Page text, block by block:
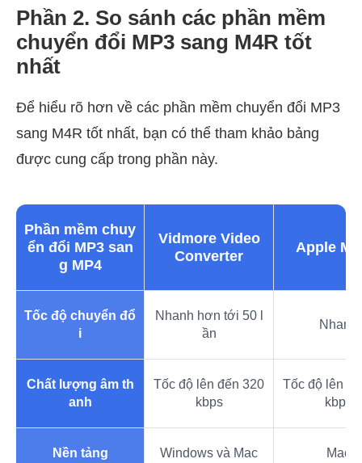
Phần 2. So sánh các phần mềm
chuyển đổi MP3 sang M4R tốt
nhất
Để hiểu rõ hơn về các phần mềm chuyển đổi MP3
sang M4R tốt nhất, bạn có thể tham khảo bảng
được cung cấp trong phần này.
Phần mềm chuy
ển đổi MP3 san
g MP4
Vidmore Video
Converter
Apple
Tốc độ chuyển đổ
i
Nhanh hơn tới 50 l
ần
Nhanh
Chất lượng âm th
anh
Tốc độ lên đến 320
kbps
Tốc độ lên
kbps
Nền tảng Windows và Mac Mac